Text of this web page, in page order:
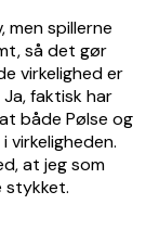
men spillerne
så det gør
virkelighed er
faktisk har
både Pølse og
virkeligheden.
at jeg som
stykket.